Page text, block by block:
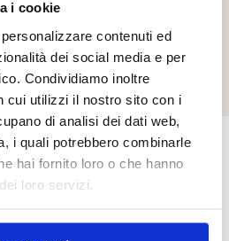
i cookie
contenuti ed
dei social media e per
Condividiamo inoltre
cui utilizzi il nostro sito con i
di analisi dei dati web,
i quali potrebbero combinarle
hai fornito loro o che hanno
loro servizi.
un azione